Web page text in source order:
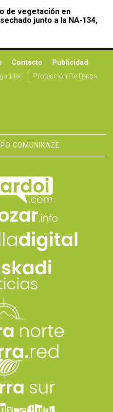
de vegetación en
junto a la NA-134,
Contacto
Publicidad
Protección De Datos
COMUNIKAZE